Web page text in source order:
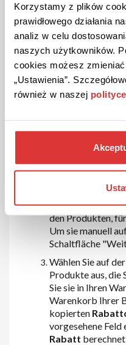
Korzystamy z plików
prawidłowego działania
analiz w celu
naszych użytkowników.
cookies możesz
„Ustawienia”.
również w naszej
Wenn Sie den
Liste ausgewählt haben,
um herauszufinden, wie
Wenn Sieeinen
"ANGEBOT
klicken Sie
aufzurufen,
Im Falle eines
auf "KOPIEREN"
Registerkarte
den Produkten,
Um sie manuell
Schaltfläche
Wählen Sie auf
Produkte aus, die
Sie sie in Ihren
Warenkorb Ihrer
kopierten
vorgesehene Feld
Rabatt